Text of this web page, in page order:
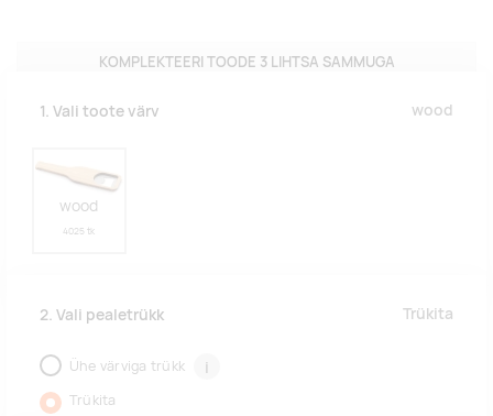
KOMPLEKTEERI TOODE 3 LIHTSA SAMMUGA
1. Vali toote värv wood
wood
4025 tk
2. Vali pealetrükk Trükita
Ühe värviga trükk i
Trükita